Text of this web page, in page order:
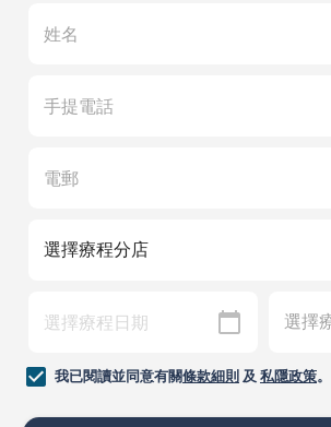
我已閱讀並同意有關條款細則及 私隱政策。